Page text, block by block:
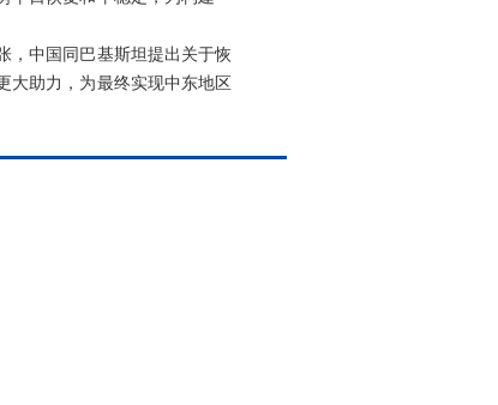
，中国同巴基斯坦提出关于恢
大助力，为最终实现中东地区